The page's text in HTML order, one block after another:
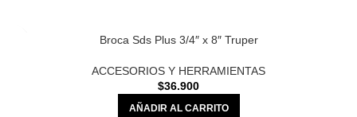
Broca Sds Plus 3/4″ x 8″ Truper
ACCESORIOS Y HERRAMIENTAS
$36.900
AÑADIR AL CARRITO